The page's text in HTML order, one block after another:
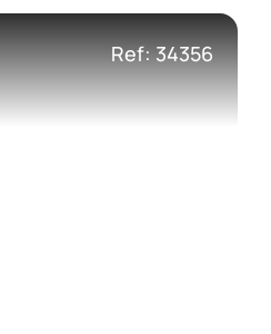
Ref: 34356